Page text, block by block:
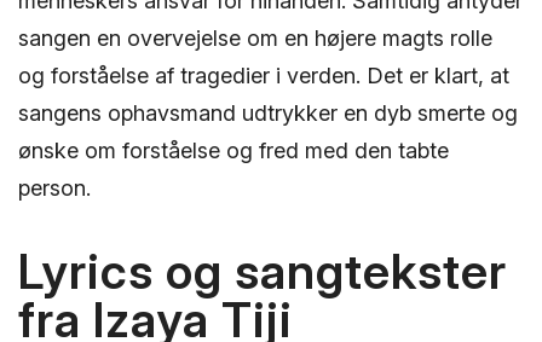
sangen en overvejelse om en højere magts rolle
og forståelse af tragedier i verden. Det er klart, at
sangens ophavsmand udtrykker en dyb smerte og
ønske om forståelse og fred med den tabte
person.
Lyrics og sangtekster
fra Izaya Tiji